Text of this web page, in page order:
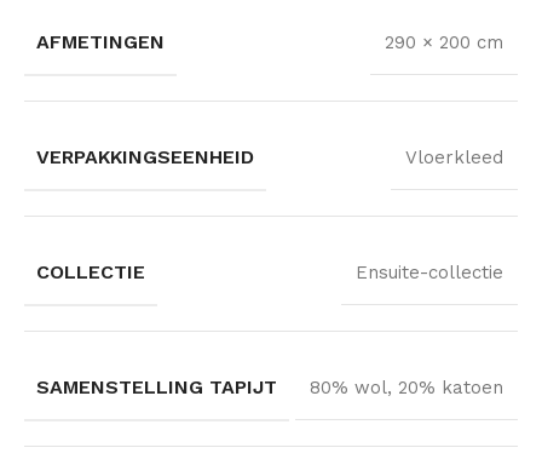
AFMETINGEN 290 × 200 cm
VERPAKKINGSEENHEID Vloerkleed
COLLECTIE Ensuite-collectie
SAMENSTELLING TAPIJT 80% wol, 20% katoen